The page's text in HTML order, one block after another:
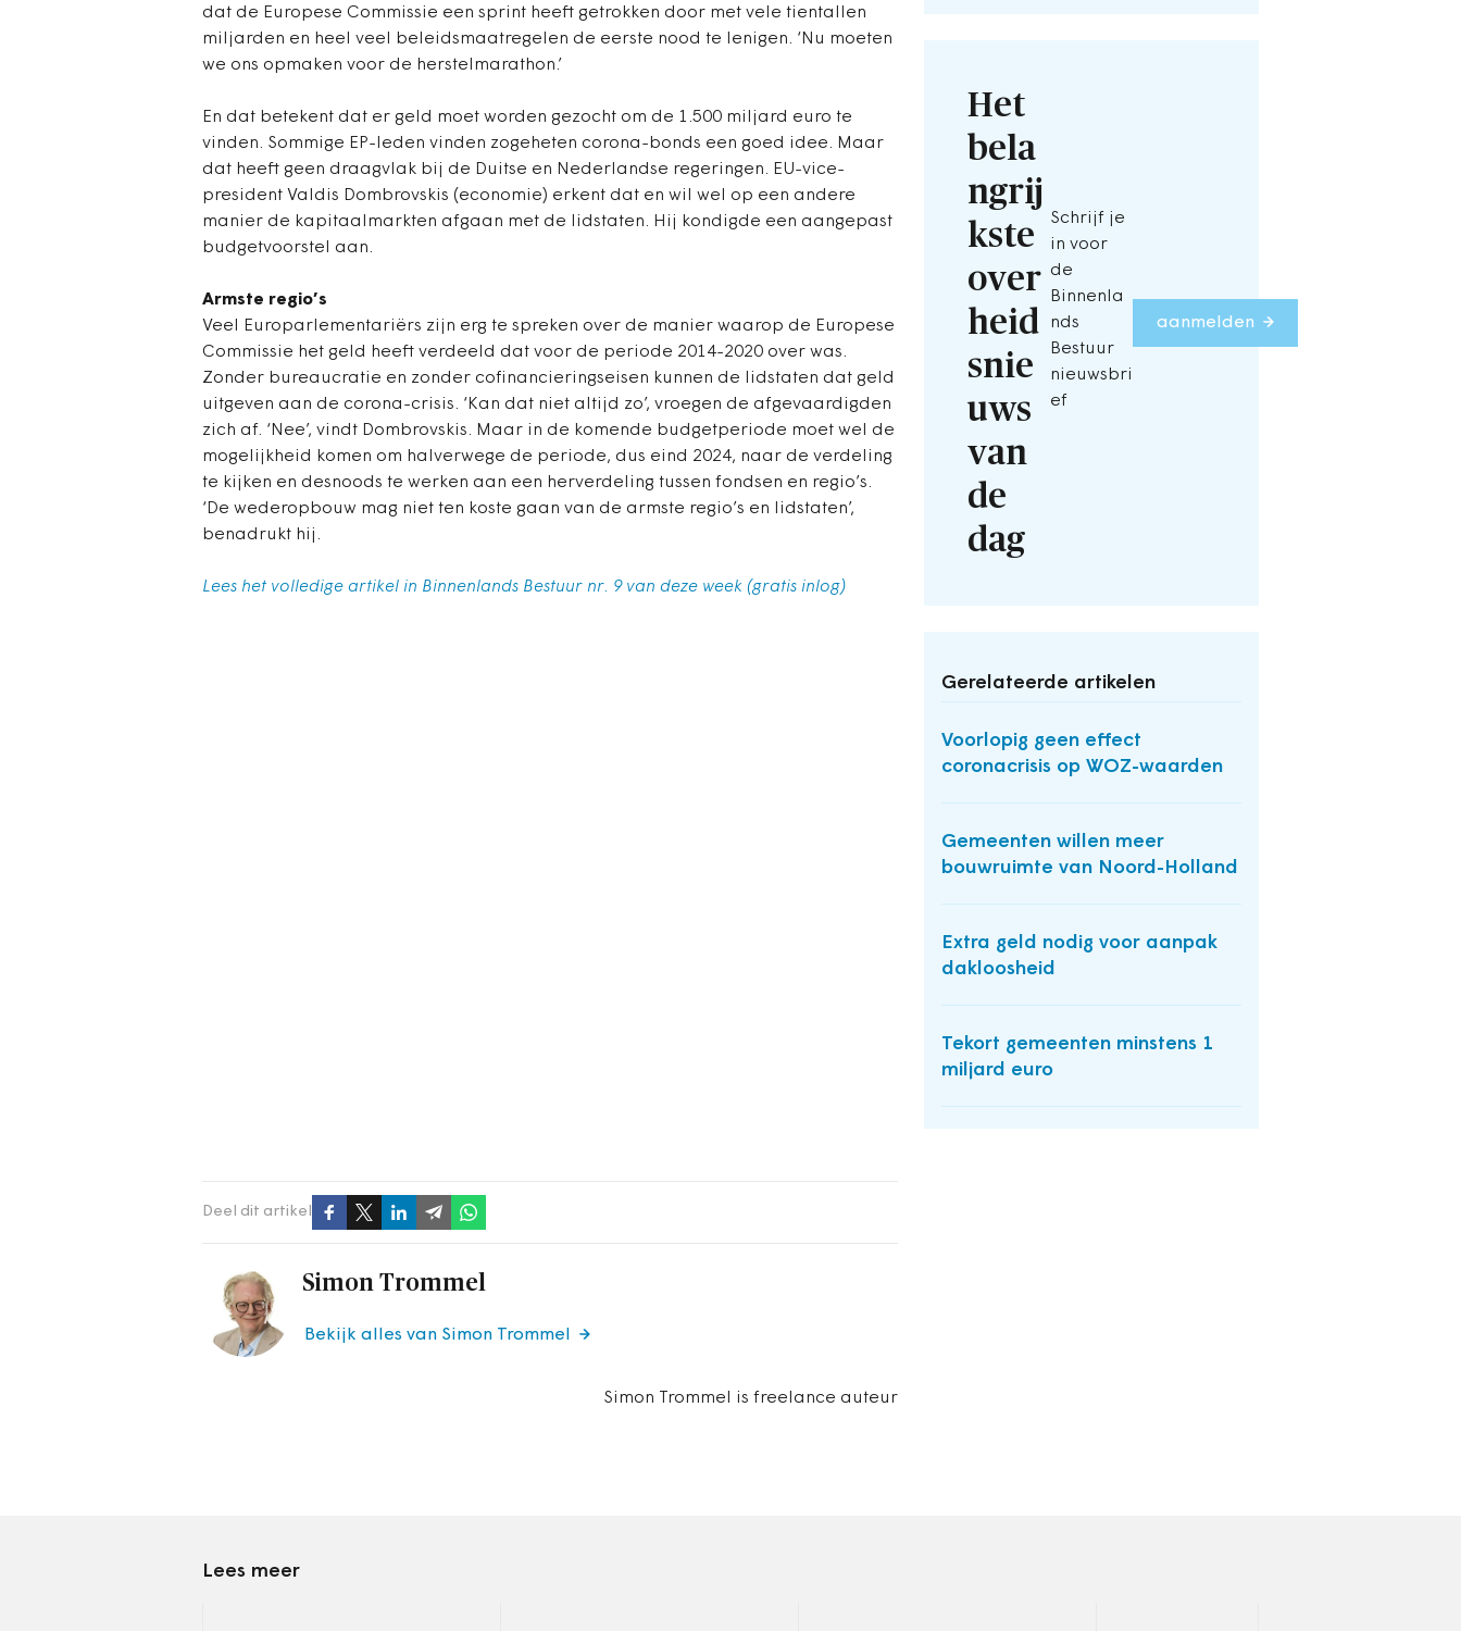
Het
bela
ngrij
kste
over
heid
snie
uws
van
de
dag
Schrijf je
in voor
de
Binnenla
nds
Bestuur
nieuwsbri
ef
aanmelden
Gerelateerde artikelen
Voorlopig geen effect
coronacrisis op WOZ-waarden
Gemeenten willen meer
bouwruimte van Noord-Holland
Extra geld nodig voor aanpak
dakloosheid
Tekort gemeenten minstens 1
miljard euro
dat de Europese Commissie een sprint heeft getrokken door met vele tientallen
miljarden en heel veel beleidsmaatregelen de eerste nood te lenigen. ‘Nu moeten
we ons opmaken voor de herstelmarathon.’
En dat betekent dat er geld moet worden gezocht om de 1.500 miljard euro te
vinden. Sommige EP-leden vinden zogeheten corona-bonds een goed idee. Maar
dat heeft geen draagvlak bij de Duitse en Nederlandse regeringen. EU-vice-
president Valdis Dombrovskis (economie) erkent dat en wil wel op een andere
manier de kapitaalmarkten afgaan met de lidstaten. Hij kondigde een aangepast
budgetvoorstel aan.
Armste regio’s
Veel Europarlementariërs zijn erg te spreken over de manier waarop de Europese
Commissie het geld heeft verdeeld dat voor de periode 2014-2020 over was.
Zonder bureaucratie en zonder cofinancieringseisen kunnen de lidstaten dat geld
uitgeven aan de corona-crisis. ‘Kan dat niet altijd zo’, vroegen de afgevaardigden
zich af. ‘Nee’, vindt Dombrovskis. Maar in de komende budgetperiode moet wel de
mogelijkheid komen om halverwege de periode, dus eind 2024, naar de verdeling
te kijken en desnoods te werken aan een herverdeling tussen fondsen en regio’s.
‘De wederopbouw mag niet ten koste gaan van de armste regio’s en lidstaten’,
benadrukt hij.
Lees het volledige artikel in Binnenlands Bestuur nr. 9 van deze week (gratis inlog)
Deel dit artikel
Simon Trommel
Simon Trommel is freelance auteur
Bekijk alles van Simon Trommel
Lees meer